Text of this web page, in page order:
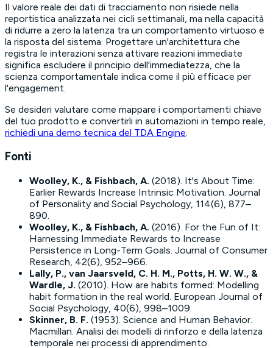
Il valore reale dei dati di tracciamento non risiede nella
reportistica analizzata nei cicli settimanali, ma nella capacità
di ridurre a zero la latenza tra un comportamento virtuoso e
la risposta del sistema. Progettare un'architettura che
registra le interazioni senza attivare reazioni immediate
significa escludere il principio dell'immediatezza, che la
scienza comportamentale indica come il più efficace per
l'engagement.
Se desideri valutare come mappare i comportamenti chiave
del tuo prodotto e convertirli in automazioni in tempo reale,
richiedi una demo tecnica del TDA Engine
Fonti
Woolley, K., & Fishbach, A. (2018). It's About Time:
Earlier Rewards Increase Intrinsic Motivation. Journal
of Personality and Social Psychology, 114(6), 877–
890.
Woolley, K., & Fishbach, A. (2016). For the Fun of It:
Harnessing Immediate Rewards to Increase
Persistence in Long-Term Goals. Journal of Consumer
Research, 42(6), 952–966.
Lally, P., van Jaarsveld, C. H. M., Potts, H. W. W., &
Wardle, J. (2010). How are habits formed: Modelling
habit formation in the real world. European Journal of
Social Psychology, 40(6), 998–1009.
Skinner, B. F. (1953). Science and Human Behavior.
Macmillan. Analisi dei modelli di rinforzo e della latenza
temporale nei processi di apprendimento.